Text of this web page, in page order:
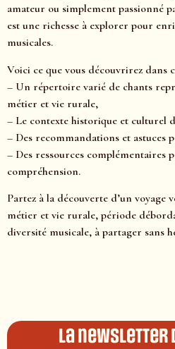
amateur ou simplement passionné
est une richesse à explorer pour
musicales.
Voici ce que vous découvrirez dans
– Un répertoire varié de chants
métier et vie rurale,
– Le contexte historique et culturel
– Des recommandations et
– Des ressources
compréhension.
Partez à la découverte d’un voyage
métier et vie rurale, période
diversité musicale, à partager sans
La newsletter